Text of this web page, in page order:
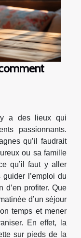
y a des lieux qui
passionnants.
qu’il faudrait
ou sa famille
qu’il faut y aller
l’emploi du
d’en profiter. Que
d’un séjour
temps et mener
En effet, la
sur pieds de la